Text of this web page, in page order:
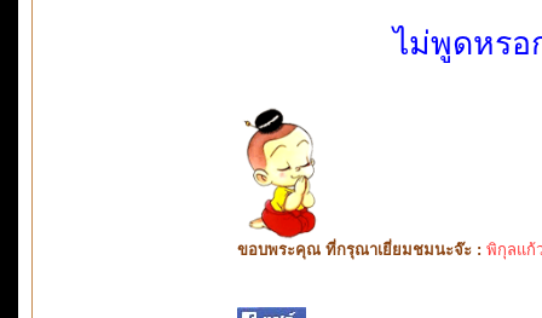
ไม่พูดหรอ
ขอบพระคุณ ที่กรุณาเยี่ยมชมนะจ๊ะ : พิกุลแก้